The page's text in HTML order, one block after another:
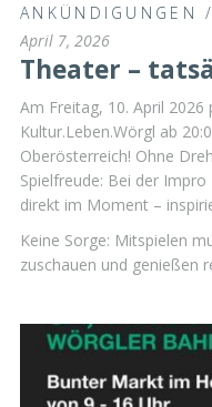
ANKÜNDIGUNGEN /
April 7, 2026
Theater –
Am Freitag, 10. April
Kultur.Leben.Wörgl ab
Oberösterreich! Ohne
Spielfreude: Bei der
direkt im Moment –
Keine Sorge: Mitspielen
zuschauen und genießen